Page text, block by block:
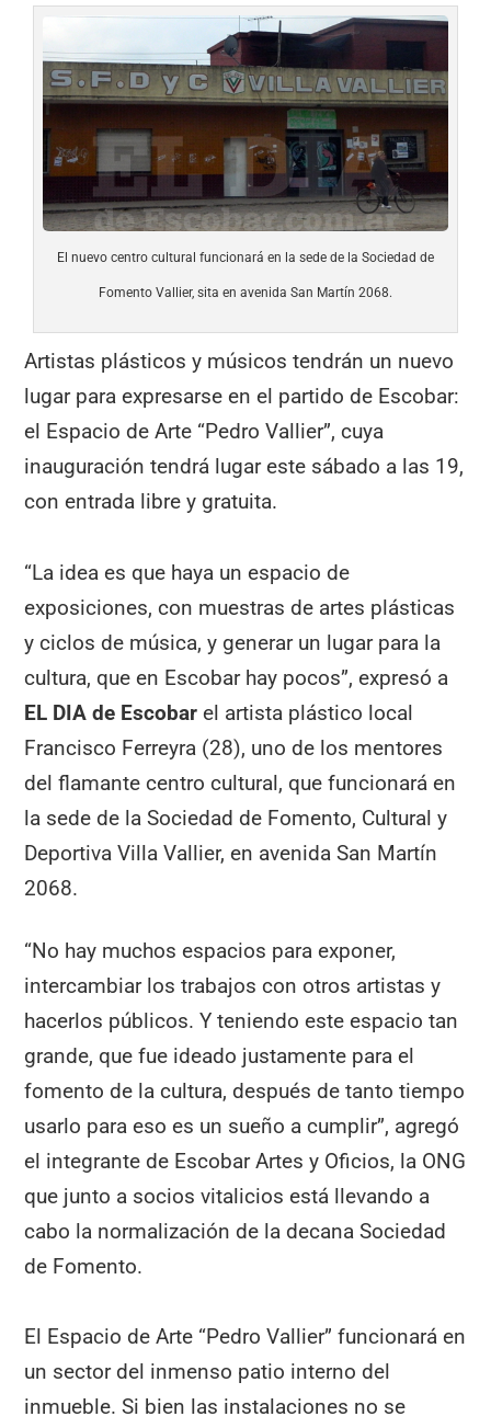
El nuevo centro cultural funcionará en la sede de la Sociedad de
Fomento Vallier, sita en avenida San Martín 2068.
Artistas plásticos y músicos tendrán un nuevo
lugar para expresarse en el partido de Escobar:
el Espacio de Arte “Pedro Vallier”, cuya
inauguración tendrá lugar este sábado a las 19,
con entrada libre y gratuita.
“La idea es que haya un espacio de
exposiciones, con muestras de artes plásticas
y ciclos de música, y generar un lugar para la
cultura, que en Escobar hay pocos”, expresó a
EL DIA de Escobar el artista plástico local
Francisco Ferreyra (28), uno de los mentores
del flamante centro cultural, que funcionará en
la sede de la Sociedad de Fomento, Cultural y
Deportiva Villa Vallier, en avenida San Martín
2068.
“No hay muchos espacios para exponer,
intercambiar los trabajos con otros artistas y
hacerlos públicos. Y teniendo este espacio tan
grande, que fue ideado justamente para el
fomento de la cultura, después de tanto tiempo
usarlo para eso es un sueño a cumplir”, agregó
el integrante de Escobar Artes y Oficios, la ONG
que junto a socios vitalicios está llevando a
cabo la normalización de la decana Sociedad
de Fomento.
El Espacio de Arte “Pedro Vallier” funcionará en
un sector del inmenso patio interno del
inmueble. Si bien las instalaciones no se